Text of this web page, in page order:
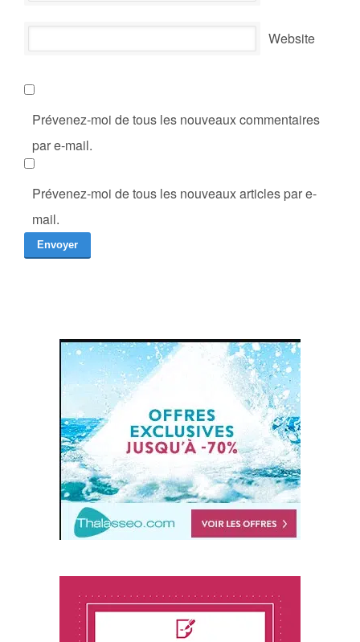
Website
Prévenez-moi de tous les nouveaux commentaires
par e-mail.
Prévenez-moi de tous les nouveaux articles par e-
mail.